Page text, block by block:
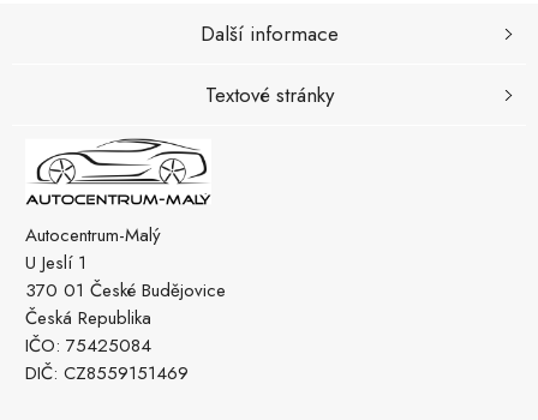
Autocentrum-Malý
U Jeslí 1
370 01 České Budějovice
Česká Republika
IČO: 75425084
DIČ: CZ8559151469
Další informace
Textové stránky